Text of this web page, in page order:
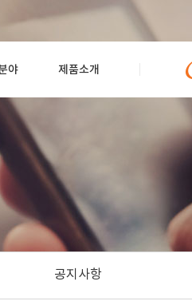
야 제품소개
공지사항